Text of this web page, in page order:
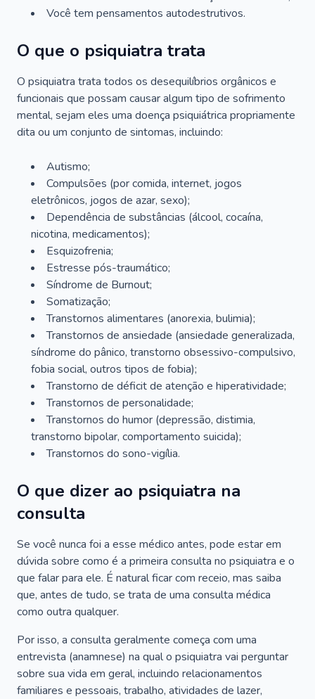
Você tem pensamentos autodestrutivos.
O que o psiquiatra trata
O psiquiatra trata todos os desequilíbrios orgânicos e
funcionais que possam causar algum tipo de sofrimento
mental, sejam eles uma doença psiquiátrica propriamente
dita ou um conjunto de sintomas, incluindo:
Autismo;
Compulsões (por comida, internet, jogos
eletrônicos, jogos de azar, sexo);
Dependência de substâncias (álcool, cocaína,
nicotina, medicamentos);
Esquizofrenia;
Estresse pós-traumático;
Síndrome de Burnout;
Somatização;
Transtornos alimentares (anorexia, bulimia);
Transtornos de ansiedade (ansiedade generalizada,
síndrome do pânico, transtorno obsessivo-compulsivo,
fobia social, outros tipos de fobia);
Transtorno de déficit de atenção e hiperatividade;
Transtornos de personalidade;
Transtornos do humor (depressão, distimia,
transtorno bipolar, comportamento suicida);
Transtornos do sono-vigília.
O que dizer ao psiquiatra na
consulta
Se você nunca foi a esse médico antes, pode estar em
dúvida sobre como é a primeira consulta no psiquiatra e o
que falar para ele. É natural ficar com receio, mas saiba
que, antes de tudo, se trata de uma consulta médica
como outra qualquer.
Por isso, a consulta geralmente começa com uma
entrevista (anamnese) na qual o psiquiatra vai perguntar
sobre sua vida em geral, incluindo relacionamentos
familiares e pessoais, trabalho, atividades de lazer,